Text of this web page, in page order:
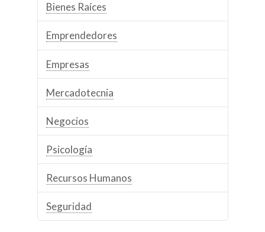
Bienes Raíces
Emprendedores
Empresas
Mercadotecnia
Negocios
Psicología
Recursos Humanos
Seguridad